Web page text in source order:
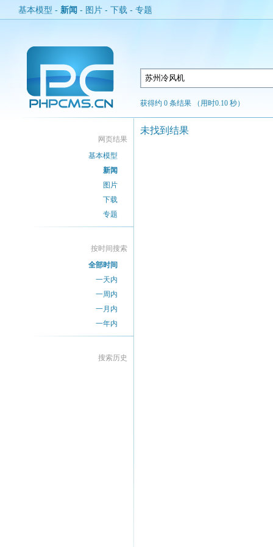
基本模型 - 新闻 - 图片 - 下载 - 专题
获得约 0 条结果 （用时0.10 秒）
网页结果
基本模型
新闻
图片
下载
专题
按时间搜索
全部时间
一天内
一周内
一月内
一年内
搜索历史
未找到结果